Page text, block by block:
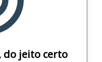
do jeito certo